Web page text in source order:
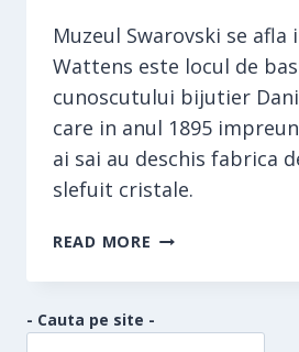
Muzeul Swarovski se afla
Wattens este locul de
cunoscutului bijutier
care in anul 1895
ai sai au deschis fabrica
slefuit cristale.
READ MORE MUZEUL
- Cauta pe site -